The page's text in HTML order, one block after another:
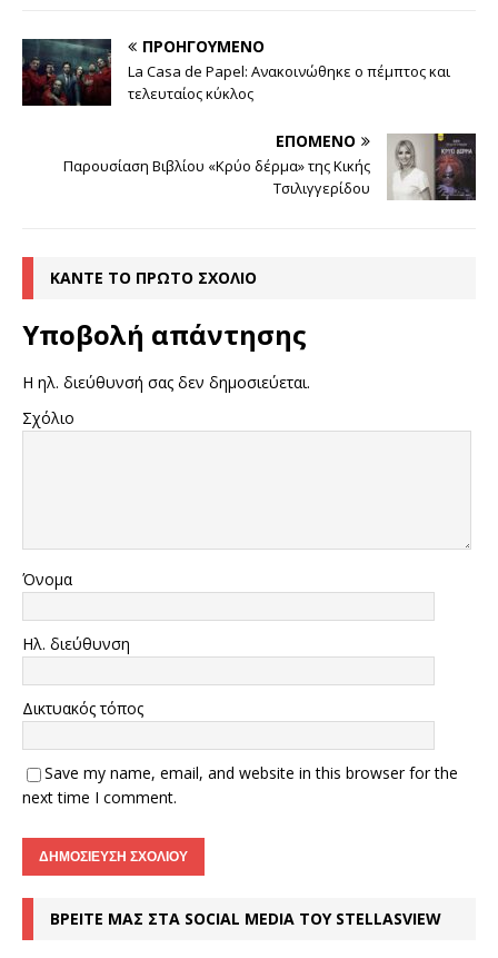
ΠΡΟΗΓΟΎΜΕΝΟ
La Casa de Papel: Ανακοινώθηκε ο πέμπτος και
τελευταίος κύκλος
ΕΠΌΜΕΝΟ
Παρουσίαση Βιβλίου «Κρύο δέρμα» της Κικής
Τσιλιγγερίδου
ΚΆΝΤΕ ΤΟ ΠΡΏΤΟ ΣΧΌΛΙΟ
Υποβολή απάντησης
Η ηλ. διεύθυνσή σας δεν δημοσιεύεται.
Σχόλιο
Όνομα
Ηλ. διεύθυνση
Δικτυακός τόπος
Save my name, email, and website in this browser for the
next time I comment.
ΒΡΕΙΤΕ ΜΑΣ ΣΤΑ SOCIAL MEDIA ΤΟΥ STELLASVIEW